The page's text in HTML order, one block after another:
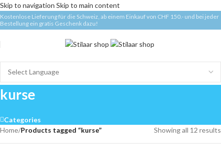
Skip to navigation Skip to main content
Kostenlose Lieferung für die Schweiz, ab einem Einkauf von CHF 150.- und bei jeder
Bestellung ein gratis Geschenk dazu!
kurse
Categories
Home/Products tagged “kurse” Showing all 12 results